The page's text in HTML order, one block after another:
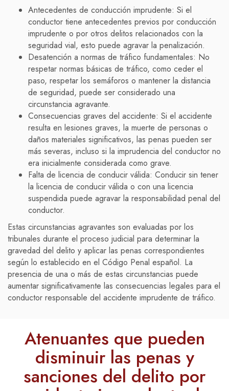
Antecedentes de conducción imprudente: Si el
conductor tiene antecedentes previos por conducción
imprudente o por otros delitos relacionados con la
seguridad vial, esto puede agravar la penalización.
Desatención a normas de tráfico fundamentales: No
respetar normas básicas de tráfico, como ceder el
paso, respetar los semáforos o mantener la distancia
de seguridad, puede ser considerado una
circunstancia agravante.
Consecuencias graves del accidente: Si el accidente
resulta en lesiones graves, la muerte de personas o
daños materiales significativos, las penas pueden ser
más severas, incluso si la imprudencia del conductor no
era inicialmente considerada como grave.
Falta de licencia de conducir válida: Conducir sin tener
la licencia de conducir válida o con una licencia
suspendida puede agravar la responsabilidad penal del
conductor.
Estas circunstancias agravantes son evaluadas por los
tribunales durante el proceso judicial para determinar la
gravedad del delito y aplicar las penas correspondientes
según lo establecido en el Código Penal español. La
presencia de una o más de estas circunstancias puede
aumentar significativamente las consecuencias legales para el
conductor responsable del accidente imprudente de tráfico.
Atenuantes que pueden
disminuir las penas y
sanciones del delito por